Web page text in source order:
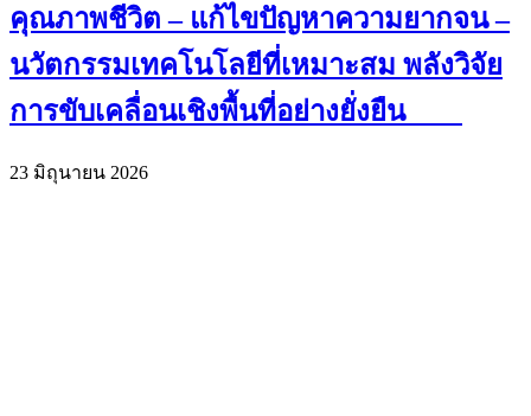
คุณภาพชีวิต – แก้ไขปัญหาความยากจน –
นวัตกรรมเทคโนโลยีที่เหมาะสม พลังวิจัย
การขับเคลื่อนเชิงพื้นที่อย่างยั่งยืน
23 มิถุนายน 2026